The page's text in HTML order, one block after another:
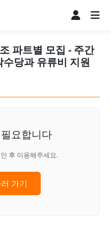
파트별 모집 - 주간
당과 유류비 지원
요합니다
후 이용해주세요.
가기